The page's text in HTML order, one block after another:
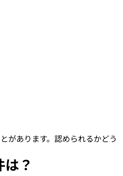
があります。認められるかどう
？